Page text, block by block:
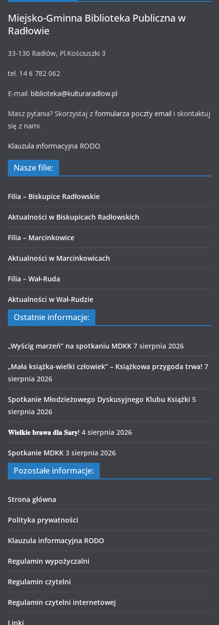
Miejsko-Gminna Biblioteka Publiczna w
Radłowie
33-130 Radłów, Pl.Kościuszki 3
tel. 14 6 782 062
E-mail: biblioteka@kulturaradlow.pl
Masz pytania? Skorzystaj z formularza poczty email i skontaktuj
się z nami.
Klauzula informacyjna RODO
Nasze filie:
Filia – Biskupice Radłowskie
Aktualności w Biskupicach Radłowskich
Filia – Marcinkowice
Aktualności w Marcinkowicach
Filia – Wał-Ruda
Aktualności w Wał-Rudzie
Ostatnie informacje:
„Wyścig marzeń” na spotkaniu MDKK 7 sierpnia 2026
„Mała książka-wielki człowiek” – Książkowa przygoda trwa! 7
sierpnia 2026
Spotkanie Młodzieżowego Dyskusyjnego Klubu Książki 5
sierpnia 2026
𝐖𝐢𝐞𝐥𝐤𝐢𝐞 𝐛𝐫𝐚𝐰𝐚 𝐝𝐥𝐚 𝐒𝐚𝐫𝐲! 4 sierpnia 2026
Spotkanie MDKK 3 sierpnia 2026
Pozostałe informacje:
Strona główna
Polityka prywatności
Klauzula informacyjna RODO
Regulamin wypożyczalni
Regulamin czytelni
Regulamin czytelni internetowej
Linki